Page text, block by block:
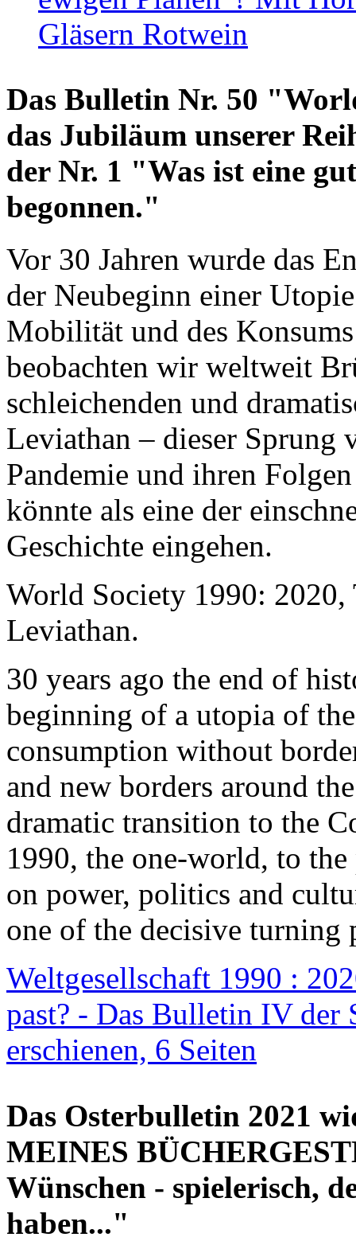
Gläsern Rotwein
Das Bulletin Nr. 50
das Jubiläum unserer
der Nr. 1 "Was ist eine
begonnen."
Vor 30 Jahren wurde das
der Neubeginn einer
Mobilität und des
beobachten wir weltweit
schleichenden und
Leviathan – dieser Sprung
Pandemie und ihren
könnte als eine der
Geschichte eingehen.
World Society 1990: 2020,
Leviathan.
30 years ago the end of
beginning of a utopia of
consumption without
and new borders around
dramatic transition to the
1990, the one-world, to the
on power, politics and
one of the decisive turning
Weltgesellschaft 1990 :
past? - Das Bulletin IV der
erschienen, 6 Seiten
Das Osterbulletin 2021
MEINES
Wünschen - spielerisch,
haben..."